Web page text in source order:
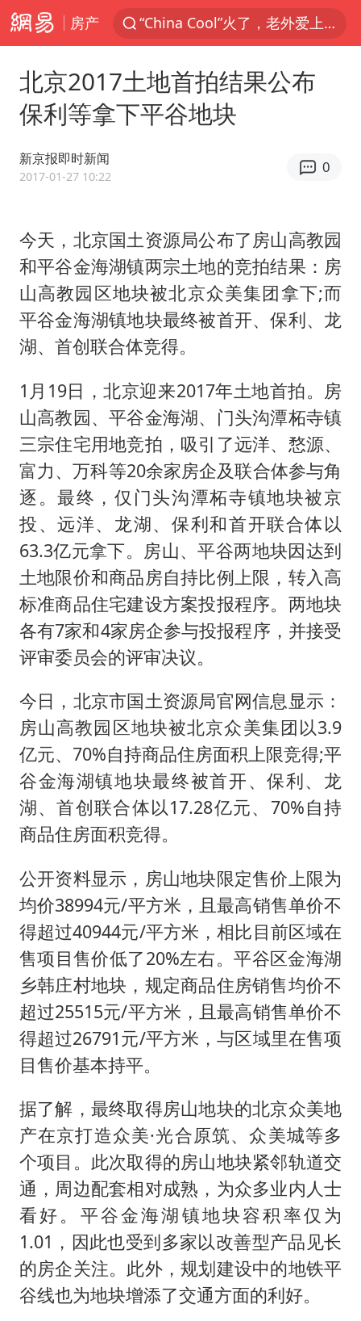
房产
“China Cool”火了，老外爱上中国避暑游
新疆阿克苏地震
香港宏福苑火灾或由烟头引起
中国父女泰国骑摩托车坠崖1死1伤
网约车司机充电时猝死保险拒赔
周末打虎 宋致远被查
泰国初中生饮弹自尽前开了26枪
陕西柞水泥石流已致2死 仍有1人失联
李斌称蔚来新车将搭载120度三元电池
多所高校取消艺考
22岁女生独闯南太行失联12天
上半年国内居民出游人次34.63亿
薛之谦杭州站演唱会取消
习近平心系体育强国建设
北京2017土地首拍结果公布
保利等拿下平谷地块
新京报即时新闻
2017-01-27 10:22
0
今天，北京国土资源局公布了房山高教园
和平谷金海湖镇两宗土地的竞拍结果：房
山高教园区地块被北京众美集团拿下;而
平谷金海湖镇地块最终被首开、保利、龙
湖、首创联合体竞得。
1月19日，北京迎来2017年土地首拍。房
山高教园、平谷金海湖、门头沟潭柘寺镇
三宗住宅用地竞拍，吸引了远洋、愗源、
富力、万科等20余家房企及联合体参与角
逐。最终，仅门头沟潭柘寺镇地块被京
投、远洋、龙湖、保利和首开联合体以
63.3亿元拿下。房山、平谷两地块因达到
土地限价和商品房自持比例上限，转入高
标准商品住宅建设方案投报程序。两地块
各有7家和4家房企参与投报程序，并接受
评审委员会的评审决议。
今日，北京市国土资源局官网信息显示：
房山高教园区地块被北京众美集团以3.9
亿元、70%自持商品住房面积上限竞得;平
谷金海湖镇地块最终被首开、保利、龙
湖、首创联合体以17.28亿元、70%自持
商品住房面积竞得。
公开资料显示，房山地块限定售价上限为
均价38994元/平方米，且最高销售单价不
得超过40944元/平方米，相比目前区域在
售项目售价低了20%左右。平谷区金海湖
乡韩庄村地块，规定商品住房销售均价不
超过25515元/平方米，且最高销售单价不
得超过26791元/平方米，与区域里在售项
目售价基本持平。
据了解，最终取得房山地块的北京众美地
产在京打造众美·光合原筑、众美城等多
个项目。此次取得的房山地块紧邻轨道交
通，周边配套相对成熟，为众多业内人士
看好。平谷金海湖镇地块容积率仅为
1.01，因此也受到多家以改善型产品见长
的房企关注。此外，规划建设中的地铁平
谷线也为地块增添了交通方面的利好。